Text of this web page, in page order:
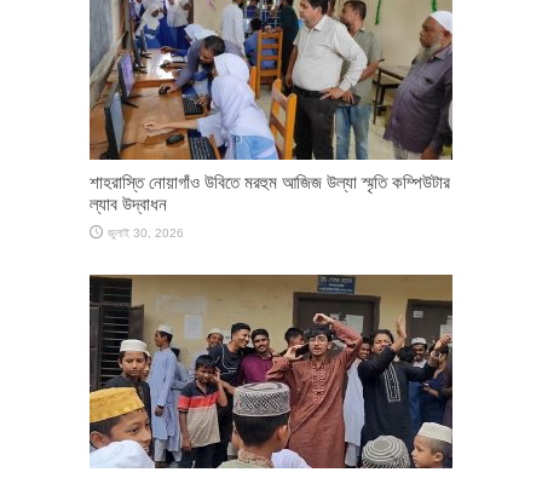
শাহরাস্তি নোয়াগাঁও উবিতে মরহুম আজিজ উল্যা স্মৃতি কম্পিউটার
ল্যাব উদ্বাধন
জুলাই 30, 2026